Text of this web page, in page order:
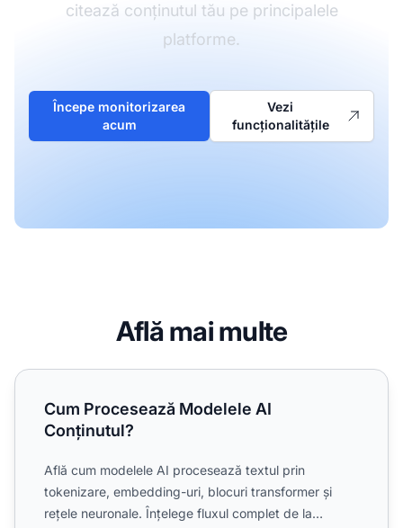
citează conținutul tău pe principalele
platforme.
Începe monitorizarea
acum
Vezi
funcționalitățile
Află mai multe
Cum Procesează Modelele AI Conținutul?
Cum Procesează Modelele AI
Conținutul?
Află cum modelele AI procesează textul prin
tokenizare, embedding-uri, blocuri transformer și
rețele neuronale. Înțelege fluxul complet de la